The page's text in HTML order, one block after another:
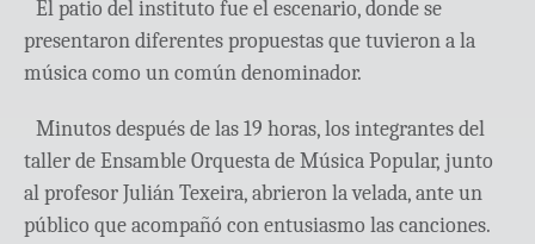
El patio del instituto fue el escenario, donde se
presentaron diferentes propuestas que tuvieron a la
música como un común denominador.
Minutos después de las 19 horas, los integrantes del
taller de Ensamble Orquesta de Música Popular, junto
al profesor Julián Texeira, abrieron la velada, ante un
público que acompañó con entusiasmo las canciones.